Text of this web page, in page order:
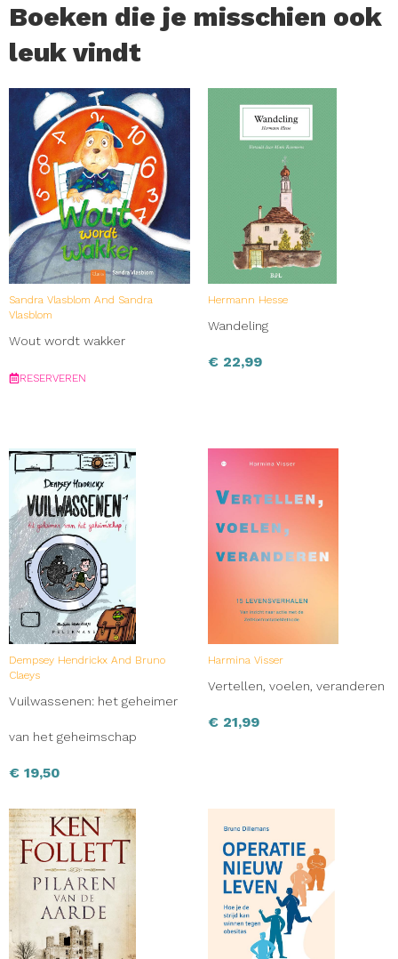
Boeken die je misschien ook
leuk vindt
Sandra Vlasblom And Sandra
Vlasblom
Wout wordt wakker
RESERVEREN
Hermann Hesse
Wandeling
€ 22,99
Dempsey Hendrickx And Bruno
Claeys
Vuilwassenen: het geheimer
van het geheimschap
€ 19,50
Harmina Visser
Vertellen, voelen, veranderen
€ 21,99